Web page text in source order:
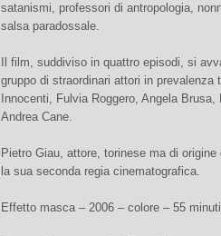
satanismi, professori di antropologia,
salsa paradossale.
Il film, suddiviso in quattro episodi, si
gruppo di straordinari attori in prevalenza
Innocenti, Fulvia Roggero, Angela
Andrea Cane.
Pietro Giau, attore, torinese ma di
la sua seconda regia cinematografica.
Effetto masca – 2006 – colore – 55